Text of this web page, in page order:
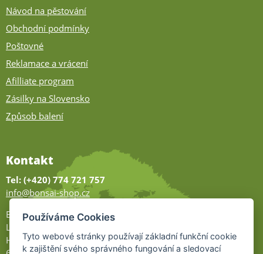
Návod na pěstování
Obchodní podmínky
Poštovné
Reklamace a vrácení
Afilliate program
Zásilky na Slovensko
Způsob balení
Kontakt
Tel: (+420) 774 721 757
info@bonsai-shop.cz
Bonsai-shop
Legionářů 2
Hodonín
Používáme Cookies
Tyto webové stránky používají základní funkční cookie
k zajištění svého správného fungování a sledovací